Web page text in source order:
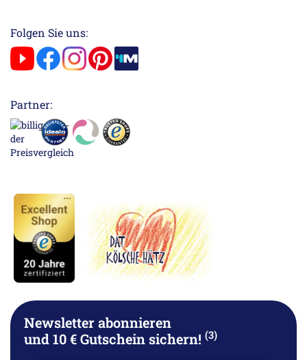
Folgen Sie uns:
Partner:
Newsletter abonnieren
und 10 € Gutschein sichern! (3)